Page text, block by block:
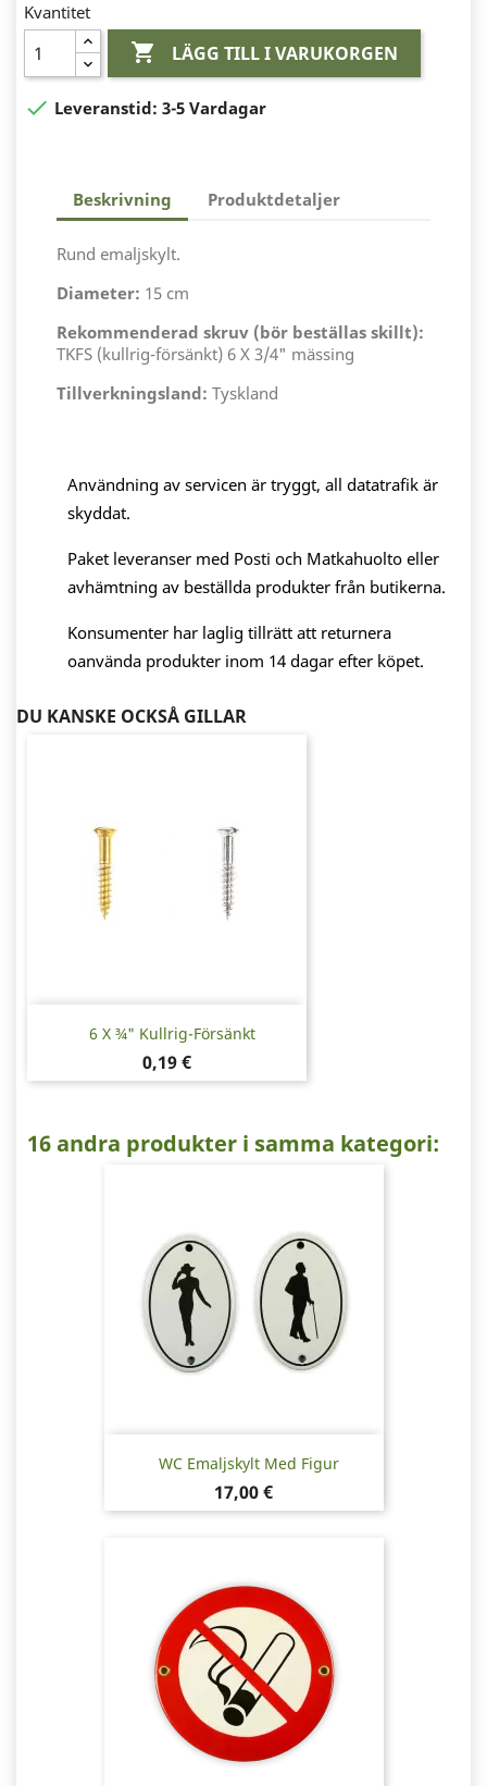
Kvantitet
 LÄGG TILL I VARUKORGEN
 Leveranstid: 3-5 Vardagar
Beskrivning Produktdetaljer
Rund emaljskylt.
Diameter: 15 cm
Rekommenderad skruv (bör beställas skillt):
TKFS (kullrig-försänkt) 6 X 3/4" mässing
Tillverkningsland: Tyskland
Användning av servicen är tryggt, all datatrafik är
skyddat.
Paket leveranser med Posti och Matkahuolto eller
avhämtning av beställda produkter från butikerna.
Konsumenter har laglig tillrätt att returnera
oanvända produkter inom 14 dagar efter köpet.
DU KANSKE OCKSÅ GILLAR
6 X ¾" Kullrig-Försänkt
Pris
0,19 €
16 andra produkter i samma kategori:
WC Emaljskylt Med Figur
Pris
17,00 €